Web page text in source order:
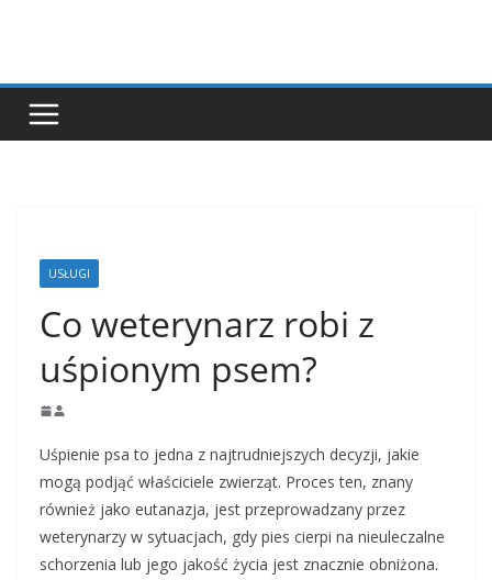
USŁUGI
Co weterynarz robi z
uśpionym psem?
Uśpienie psa to jedna z najtrudniejszych decyzji, jakie
mogą podjąć właściciele zwierząt. Proces ten, znany
również jako eutanazja, jest przeprowadzany przez
weterynarzy w sytuacjach, gdy pies cierpi na nieuleczalne
schorzenia lub jego jakość życia jest znacznie obniżona.